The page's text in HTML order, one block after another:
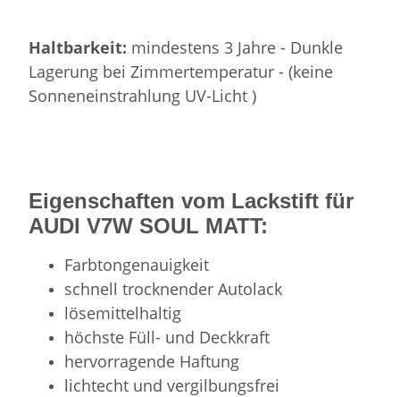
Haltbarkeit: mindestens 3 Jahre - Dunkle
Lagerung bei Zimmertemperatur - (keine
Sonneneinstrahlung UV-Licht )
Eigenschaften vom Lackstift für
AUDI V7W SOUL MATT:
Farbtongenauigkeit
schnell trocknender Autolack
lösemittelhaltig
höchste Füll- und Deckkraft
hervorragende Haftung
lichtecht und vergilbungsfrei